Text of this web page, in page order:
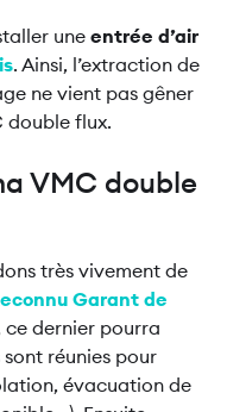
une entrée d’air
. Ainsi, l’extraction de
ne vient pas gêner
double flux.
VMC double
très vivement de
Garant de
ce dernier pourra
réunies pour
évacuation de